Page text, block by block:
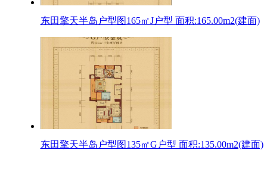
东田擎天半岛户型图165㎡J户型 面积:165.00m2(建面)
东田擎天半岛户型图135㎡G户型 面积:135.00m2(建面)